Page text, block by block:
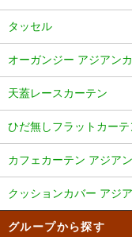
タッセル
オーガンジー アジアン
天蓋レースカーテン
ひだ無しフラットカーテ
カフェカーテン アジアン
クッションカバー アジ
グループから探す